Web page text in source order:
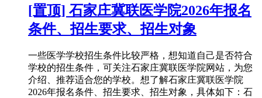
[置顶] 石家庄冀联医学院2026年报名
条件、招生要求、招生对象
一些医学学校招生条件比较严格，想知道自己是否符合
学校的招生条件，可关注石家庄冀联医学院网站，为您
介绍、推荐适合您的学校。想了解石家庄冀联医学院
2026年报名条件、招生要求、招生对象，具体如下：石